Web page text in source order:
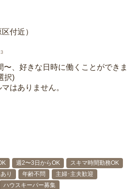
付近）
、好きな日時に働くことができま
択)
はありません。
週2〜3日からOK
スキマ時間勤務OK
り 年齢不問
主婦･主夫歓迎
ハウスキーパー募集